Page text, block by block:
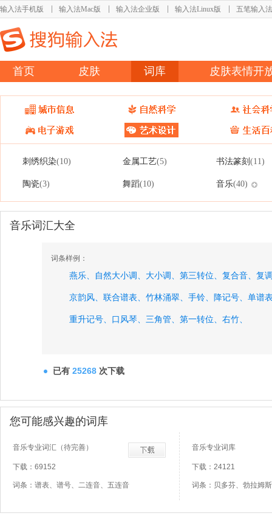
输入法手机版 输入法Mac版 输入法企业版 输入法Linux版 五笔输入法
首页 皮肤 词库 皮肤表情开
刺绣织染(10) 金属工艺(5) 书法篆刻 (11)
陶瓷(3) 舞蹈(10) 音乐(40)
音乐词汇大全
词条样例：
燕乐、 自然大小调、 大小调、 第三转位、 复合音、 复
京韵风、 联合谱表、 竹林涌翠、 手铃、 降记号、 单谱
重升记号、 口风琴、 三角管、 第一转位、 右竹、
已有 25268 次下载
您可能感兴趣的词库
音乐专业词汇（待完善）
下载：69152
词条：谱表、谱号、二连音、五连音
音乐专业词库
下载：24121
词条：贝多芬、勃拉姆